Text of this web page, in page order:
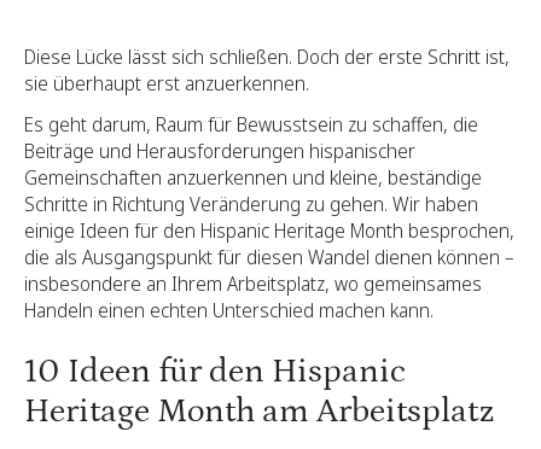
Diese Lücke lässt sich schließen. Doch der erste Schritt ist,
sie überhaupt erst anzuerkennen.
Es geht darum, Raum für Bewusstsein zu schaffen, die
Beiträge und Herausforderungen hispanischer
Gemeinschaften anzuerkennen und kleine, beständige
Schritte in Richtung Veränderung zu gehen. Wir haben
einige Ideen für den Hispanic Heritage Month besprochen,
die als Ausgangspunkt für diesen Wandel dienen können –
insbesondere an Ihrem Arbeitsplatz, wo gemeinsames
Handeln einen echten Unterschied machen kann.
10 Ideen für den Hispanic
Heritage Month am Arbeitsplatz